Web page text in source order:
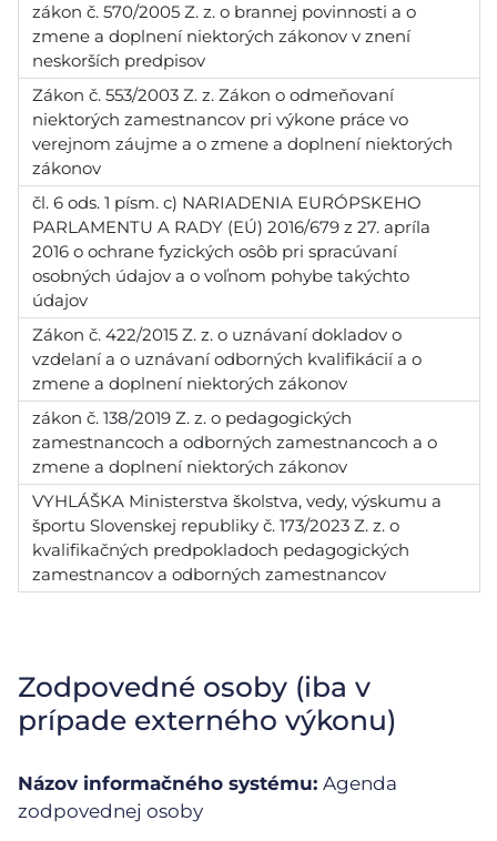
zákon č. 570/2005 Z. z. o brannej povinnosti a o
zmene a doplnení niektorých zákonov v znení
neskorších predpisov
Zákon č. 553/2003 Z. z. Zákon o odmeňovaní
niektorých zamestnancov pri výkone práce vo
verejnom záujme a o zmene a doplnení niektorých
zákonov
čl. 6 ods. 1 písm. c) NARIADENIA EURÓPSKEHO
PARLAMENTU A RADY (EÚ) 2016/679 z 27. apríla
2016 o ochrane fyzických osôb pri spracúvaní
osobných údajov a o voľnom pohybe takýchto
údajov
Zákon č. 422/2015 Z. z. o uznávaní dokladov o
vzdelaní a o uznávaní odborných kvalifikácií a o
zmene a doplnení niektorých zákonov
zákon č. 138/2019 Z. z. o pedagogických
zamestnancoch a odborných zamestnancoch a o
zmene a doplnení niektorých zákonov
VYHLÁŠKA Ministerstva školstva, vedy, výskumu a
športu Slovenskej republiky č. 173/2023 Z. z. o
kvalifikačných predpokladoch pedagogických
zamestnancov a odborných zamestnancov
Zodpovedné osoby (iba v
prípade externého výkonu)
Názov informačného systému: Agenda
zodpovednej osoby